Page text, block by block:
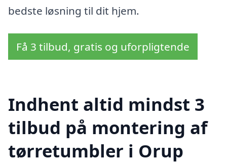
bedste løsning til dit hjem.
Få 3 tilbud, gratis og uforpligtende
Indhent altid mindst 3
tilbud på montering af
tørretumbler i Orup